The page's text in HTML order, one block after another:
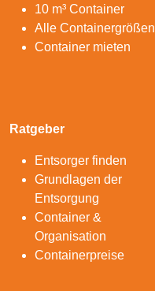
10 m³ Container
Alle Containergrößen
Container mieten
Ratgeber
Entsorger finden
Grundlagen der
Entsorgung
Container &
Organisation
Containerpreise